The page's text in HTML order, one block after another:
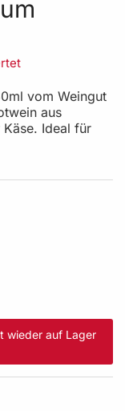
vom Weingut
aus
Ideal für
wieder auf Lager